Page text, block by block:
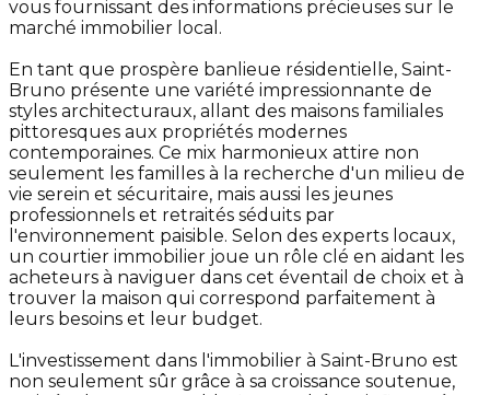
vous fournissant des informations précieuses sur le
marché immobilier local.
En tant que prospère banlieue résidentielle, Saint-
Bruno présente une variété impressionnante de
styles architecturaux, allant des maisons familiales
pittoresques aux propriétés modernes
contemporaines. Ce mix harmonieux attire non
seulement les familles à la recherche d'un milieu de
vie serein et sécuritaire, mais aussi les jeunes
professionnels et retraités séduits par
l'environnement paisible. Selon des experts locaux,
un courtier immobilier joue un rôle clé en aidant les
acheteurs à naviguer dans cet éventail de choix et à
trouver la maison qui correspond parfaitement à
leurs besoins et leur budget.
L'investissement dans l'immobilier à Saint-Bruno est
non seulement sûr grâce à sa croissance soutenue,